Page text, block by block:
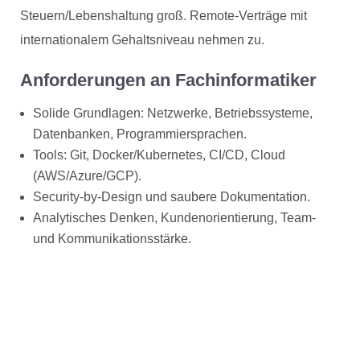
Steuern/Lebenshaltung groß. Remote-Verträge mit
internationalem Gehaltsniveau nehmen zu.
Anforderungen an Fachinformatiker
Solide Grundlagen: Netzwerke, Betriebssysteme,
Datenbanken, Programmiersprachen.
Tools: Git, Docker/Kubernetes, CI/CD, Cloud
(AWS/Azure/GCP).
Security-by-Design und saubere Dokumentation.
Analytisches Denken, Kundenorientierung, Team-
und Kommunikationsstärke.